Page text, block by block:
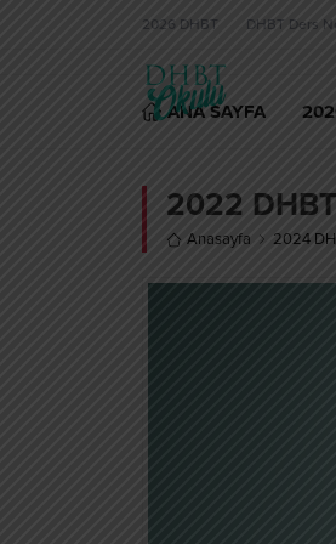
2026 DHBT DHBT Ders
ANA SAYFA
2022
Anasayfa 2024